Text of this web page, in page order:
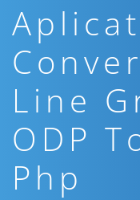
Line
ODP
Php